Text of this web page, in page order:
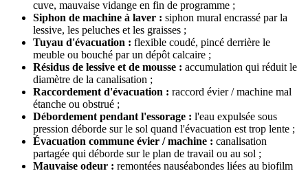
cuve, mauvaise vidange en fin de programme ;
Siphon de machine à laver : siphon mural encrassé par la
lessive, les peluches et les graisses ;
Tuyau d'évacuation : flexible coudé, pincé derrière le
meuble ou bouché par un dépôt calcaire ;
Résidus de lessive et de mousse : accumulation qui réduit le
diamètre de la canalisation ;
Raccordement d'évacuation : raccord évier / machine mal
étanche ou obstrué ;
Débordement pendant l'essorage : l'eau expulsée sous
pression déborde sur le sol quand l'évacuation est trop lente ;
Évacuation commune évier / machine : canalisation
partagée qui déborde sur le plan de travail ou au sol ;
Mauvaise odeur : remontées nauséabondes liées au biofilm